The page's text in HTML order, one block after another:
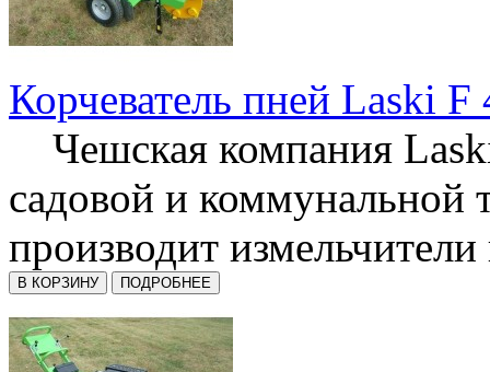
Корчеватель пней Laski F
Чешская компания
садовой и коммунальной
производит